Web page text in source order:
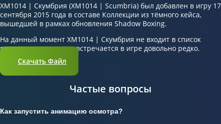
XM1014 | Скумбрия (XM1014 | Scumbria) был добавлен в игру 17
сентября 2015 года в составе Коллекции из тёмного кейса,
вышедшей в рамках обновления Shadow Boxing.
На данный момент XM1014 | Скумбрия не входит в список
популярных скинов и встречается в игре довольно редко.
Скачать Файл
Частые вопросы
Как запустить анимацию осмотра?